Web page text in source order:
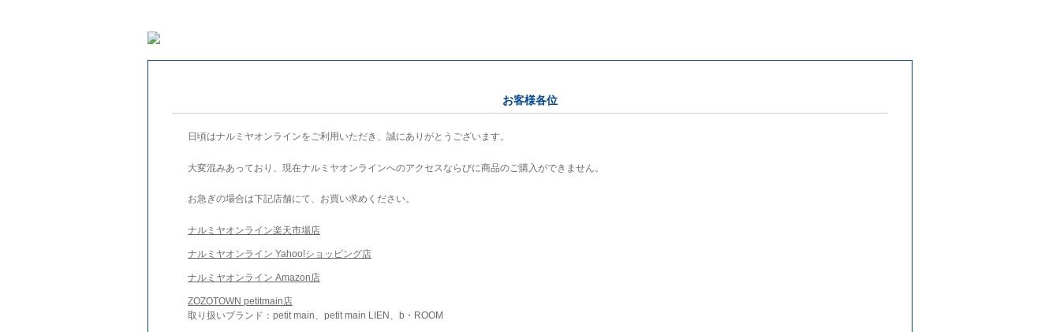
お客様各位
日頃はナルミヤオンラインをご利用いただき、誠にありがとうございます。
大変混みあっており、現在ナルミヤオンラインへのアクセスならびに商品のご購入ができません。
お急ぎの場合は下記店舗にて、お買い求めください。
ナルミヤオンライン楽天市場店
ナルミヤオンライン Yahoo!ショッピング店
ナルミヤオンライン Amazon店
ZOZOTOWN petitmain店
取り扱いブランド：petit main、petit main LIEN、b・ROOM